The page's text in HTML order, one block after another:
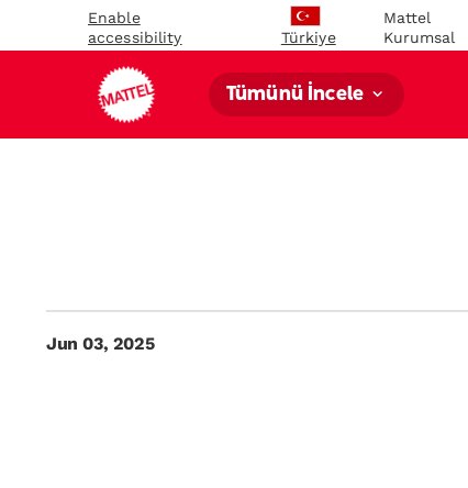
Enable
accessibility
Türkiye
Mattel
Kurumsal
Tümünü İncele
Jun 03, 2025